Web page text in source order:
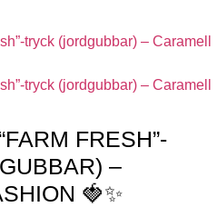
FRESH”-
–
🍓✨